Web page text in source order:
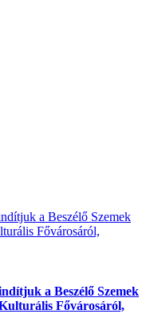
a Beszélő Szemek
Fővárosáról,